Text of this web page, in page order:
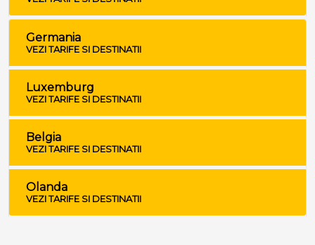
Germania
VEZI TARIFE SI DESTINATII
Luxemburg
VEZI TARIFE SI DESTINATII
Belgia
VEZI TARIFE SI DESTINATII
Olanda
VEZI TARIFE SI DESTINATII